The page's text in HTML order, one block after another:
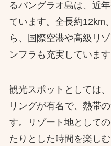
るパングラオ島は、近
ています。全長約12km
ら、国際空港や高級リ
ンフラも充実しています
観光スポットとしては
リングが有名で、熱帯
す。リゾート地として
たりとした時間を楽し